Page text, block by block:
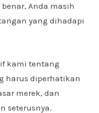
Anda masih
yang dihadapi
kami tentang
harus diperhatikan
merek, dan
seterusnya.